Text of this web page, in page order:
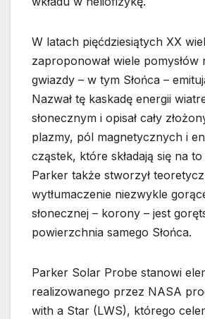
W latach pięćdziesiątych XX
zaproponował wiele pomysłów
gwiazdy – w tym Słońca –
Nazwał tę kaskadę energii
słonecznym i opisał cały
plazmy, pól magnetycznych i
cząstek, które składają się na
Parker także stworzył
wytłumaczenie niezwykle
słonecznej – korony – jest
powierzchnia samego Słońca.
Parker Solar Probe stanowi
realizowanego przez NASA
with a Star (LWS), którego